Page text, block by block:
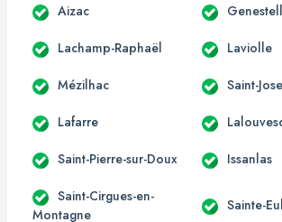
Aizac
Lachamp-Raphaël Laviolle
Mézilhac Saint-
Lafarre
Saint-Pierre-sur-Doux Issanlas
Saint-Cirgues-en-
Montagne
Sainte-